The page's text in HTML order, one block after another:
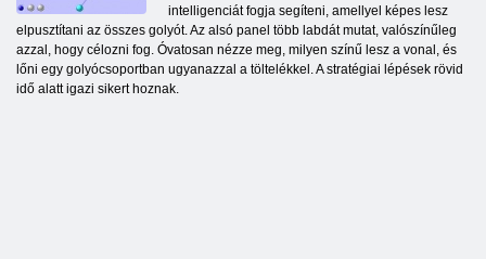
intelligenciát fogja segíteni, amellyel képes lesz
elpusztítani az összes golyót. Az alsó panel több labdát mutat, valószínűleg
azzal, hogy célozni fog. Óvatosan nézze meg, milyen színű lesz a vonal, és
lőni egy golyócsoportban ugyanazzal a töltelékkel. A stratégiai lépések rövid
idő alatt igazi sikert hoznak.